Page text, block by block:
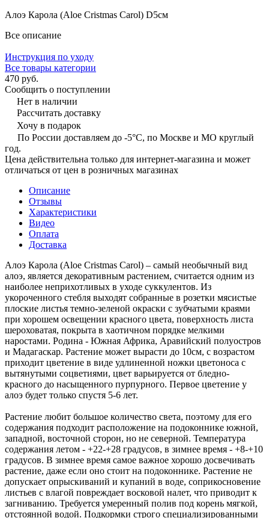
Алоэ Карола (Aloe Cristmas Carol) D5см
Все описание
Инструкция по уходу
Все товары категории
470 руб.
Сообщить о поступлении
Нет в наличии
Рассчитать доставку
Хочу в подарок
По России доставляем до -5°C, по Москве и МО круглый
год.
Цена действительна только для интернет-магазина и может
отличаться от цен в розничных магазинах
Описание
Отзывы
Характеристики
Видео
Оплата
Доставка
Алоэ Карола (Aloe Cristmas Carol) – самый необычный вид
алоэ, является декоративным растением, считается одним из
наиболее неприхотливых в уходе суккулентов. Из
укороченного стебля выходят собранные в розетки мясистые
плоские листья темно-зеленой окраски с зубчатыми краями
при хорошем освещении красного цвета, поверхность листа
шероховатая, покрыта в хаотичном порядке мелкими
наростами. Родина - Южная Африка, Аравийский полуостров
и Мадагаскар. Растение может вырасти до 10см, с возрастом
приходит цветение в виде удлиненной ножки цветоноса с
вытянутыми соцветиями, цвет варьируется от бледно-
красного до насыщенного пурпурного. Первое цветение у
алоэ будет только спустя 5-6 лет.
Растение любит большое количество света, поэтому для его
содержания подходит расположение на подоконнике южной,
западной, восточной сторон, но не северной. Температура
содержания летом - +22-+28 градусов, в зимнее время - +8-+10
градусов. В зимнее время самое важное хорошо досвечивать
растение, даже если оно стоит на подоконнике. Растение не
допускает опрыскиваний и купаний в воде, соприкосновение
листьев с влагой повреждает восковой налет, что приводит к
загниванию. Требуется умеренный полив под корень мягкой,
отстоянной водой. Подкормки строго специализированными